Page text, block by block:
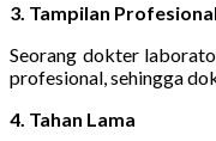
3. Tampilan Profesional
Seorang dokter
profesional, sehingga
4. Tahan Lama